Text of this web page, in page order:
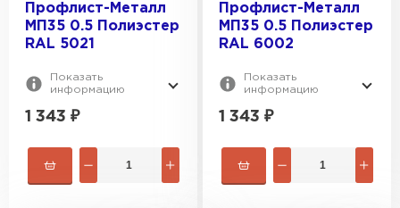
Профлист-Металл
МП35 0.5 Полиэстер
RAL 5021
Показать
информацию
1 343 ₽
Профлист-Металл
МП35 0.5 Полиэстер
RAL 6002
Показать
информацию
1 343 ₽